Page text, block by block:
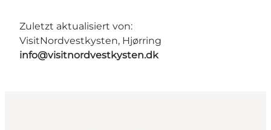
Zuletzt aktualisiert von:
VisitNordvestkysten, Hjørring
info@visitnordvestkysten.dk